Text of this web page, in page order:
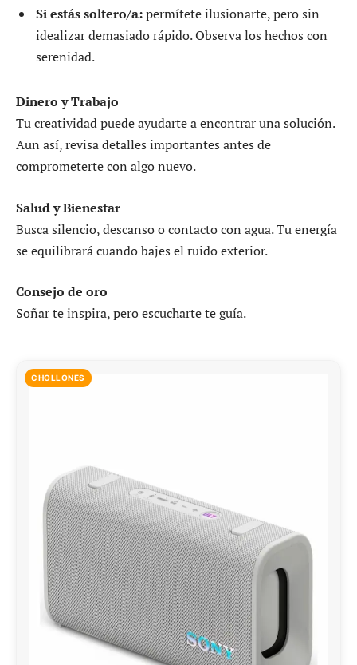
Si estás soltero/a:permítete ilusionarte, pero sin
idealizar demasiado rápido. Observa los hechos con
serenidad.
Dinero y Trabajo
Tu creatividad puede ayudarte a encontrar una solución.
Aun así, revisa detalles importantes antes de
comprometerte con algo nuevo.
Salud y Bienestar
Busca silencio, descanso o contacto con agua. Tu energía
se equilibrará cuando bajes el ruido exterior.
Consejo de oro
Soñar te inspira, pero escucharte te guía.
CHOLLONES